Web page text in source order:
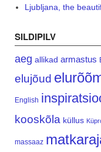
Ljubljana, the
SILDIPILV
aeg allikad armastus
elujõud
English
kooskõla küllus
massaaz